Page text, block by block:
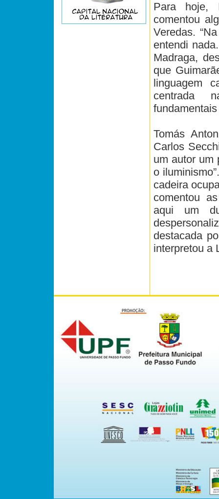
Para hoje,
comentou
Veredas.
entendi
Madraga,
que
linguagem
centrada
Tomás
Carlos
um autor um
o
cadeira
comentou
aqui um
destacada
interpretou a